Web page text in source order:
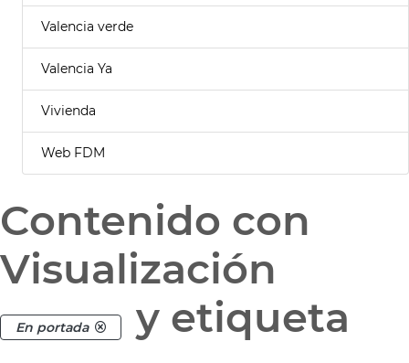
Valencia verde
Valencia Ya
Vivienda
Web FDM
Contenido con
Visualización
En portada
y etiqueta